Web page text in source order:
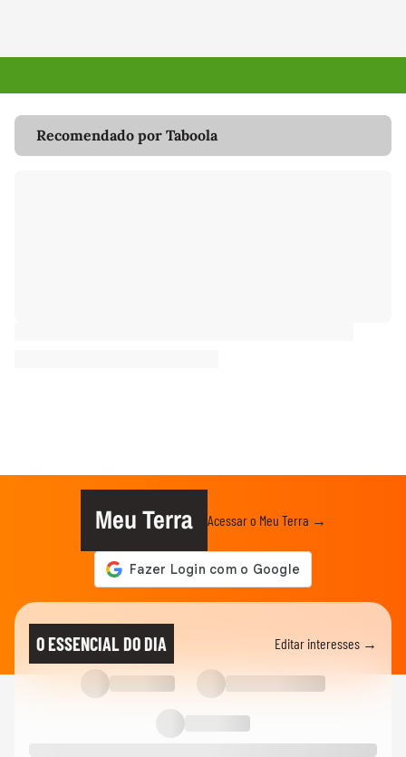
Recomendado por Taboola
Meu Terra Acessar o Meu Terra →
O ESSENCIAL DO DIA Editar interesses →